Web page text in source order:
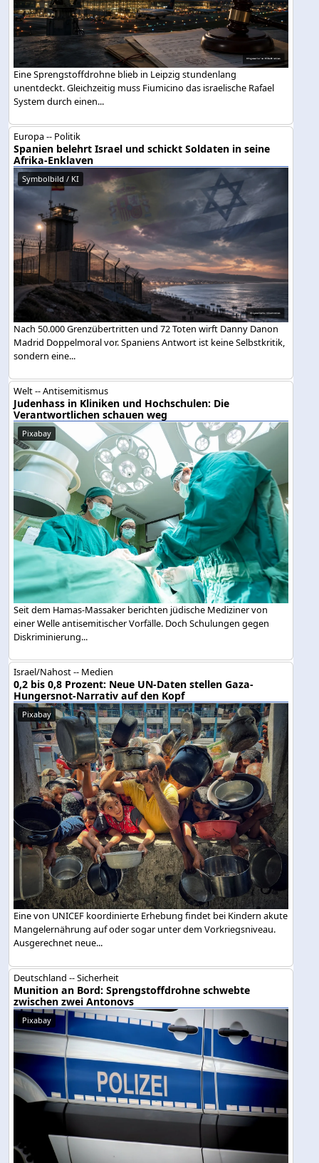
Eine Sprengstoffdrohne blieb in Leipzig stundenlang
unentdeckt. Gleichzeitig muss Fiumicino das israelische Rafael
System durch einen...
Europa -- Politik
Spanien belehrt Israel und schickt Soldaten in seine
Afrika-Enklaven
Symbolbild / KI
Nach 50.000 Grenzübertritten und 72 Toten wirft Danny Danon
Madrid Doppelmoral vor. Spaniens Antwort ist keine Selbstkritik,
sondern eine...
Welt -- Antisemitismus
Judenhass in Kliniken und Hochschulen: Die
Verantwortlichen schauen weg
Pixabay
Seit dem Hamas-Massaker berichten jüdische Mediziner von
einer Welle antisemitischer Vorfälle. Doch Schulungen gegen
Diskriminierung...
Israel/Nahost -- Medien
0,2 bis 0,8 Prozent: Neue UN-Daten stellen Gaza-
Hungersnot-Narrativ auf den Kopf
Pixabay
Eine von UNICEF koordinierte Erhebung findet bei Kindern akute
Mangelernährung auf oder sogar unter dem Vorkriegsniveau.
Ausgerechnet neue...
Deutschland -- Sicherheit
Munition an Bord: Sprengstoffdrohne schwebte
zwischen zwei Antonovs
Pixabay